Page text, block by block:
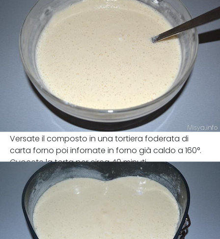
Versate il composto in una tortiera foderata di
carta forno poi infornate in forno già caldo a 160°.
Cuocete la torta per circa 40 minuti